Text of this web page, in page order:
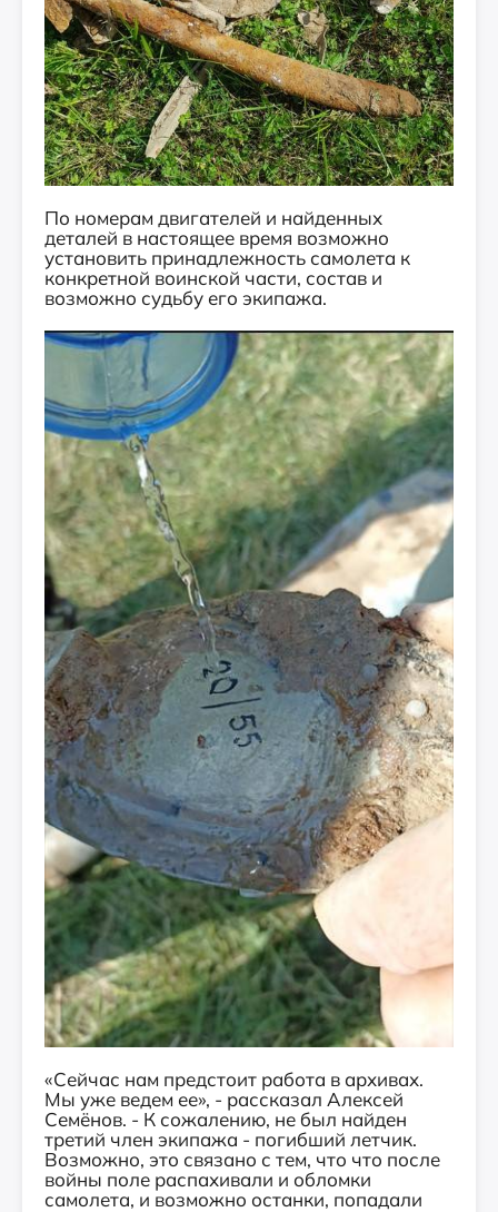
По номерам двигателей и найденных
деталей в настоящее время возможно
установить принадлежность самолета к
конкретной воинской части, состав и
возможно судьбу его экипажа.
«Сейчас нам предстоит работа в архивах.
Мы уже ведем ее», - рассказал Алексей
Семёнов. - К сожалению, не был найден
третий член экипажа - погибший летчик.
Возможно, это связано с тем, что что после
войны поле распахивали и обломки
самолета, и возможно останки, попадали